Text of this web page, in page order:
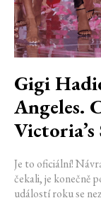
Gigi
Angeles.
Victoria’s
Je to oficiální!
čekali, je konečně
událostí roku se